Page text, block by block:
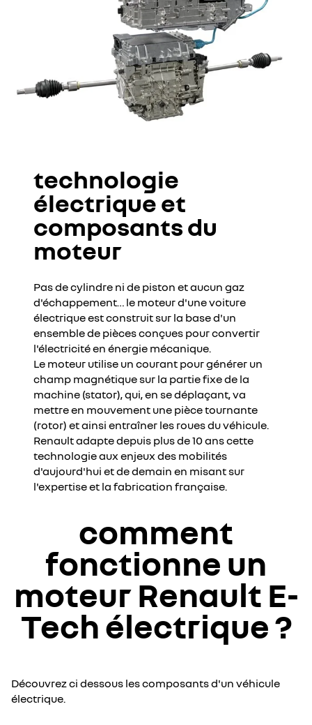
technologie
électrique et
composants du
moteur
Pas de cylindre ni de piston et aucun gaz
d'échappement… le moteur d'une voiture
électrique est construit sur la base d'un
ensemble de pièces conçues pour convertir
l'électricité en énergie mécanique.
Le moteur utilise un courant pour générer un
champ magnétique sur la partie fixe de la
machine (stator), qui, en se déplaçant, va
mettre en mouvement une pièce tournante
(rotor) et ainsi entraîner les roues du véhicule.
Renault adapte depuis plus de 10 ans cette
technologie aux enjeux des mobilités
d'aujourd'hui et de demain en misant sur
l'expertise et la fabrication française.
comment
fonctionne un
moteurRenault E-
Tech électrique ?
Découvrez ci dessous les composants d'un véhicule
électrique.